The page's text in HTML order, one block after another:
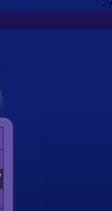
?>